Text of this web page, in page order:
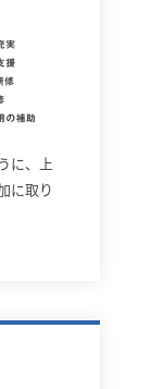
に、上
に取り